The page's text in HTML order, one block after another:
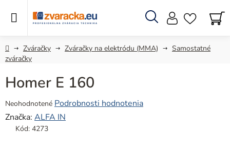
Hľadať
DomovZváračky Zváračky na elektródu (MMA)
Samostatné
zváračky
Homer E 160
Priemerné
hodnotenie
produktu
Neohodnotené Podrobnosti hodnotenia
Značka: ALFA IN
Kód: 4273